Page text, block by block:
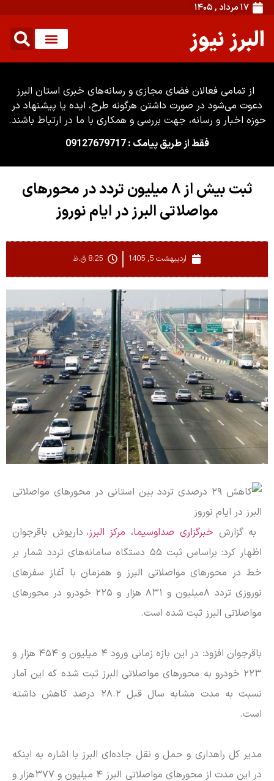
۱۷ مرداد , ۱۴۰۵
البرز نیوز
از تمامی فعالان فضای مجازی و رسانه‌های خبری استان البرز
دعوت می‌شود در صورت داشتن هرگونه طرح، ایده یا پیشنهاد در
حوزه اخبار و رسانه، جهت بررسی و همکاری با ما در ارتباط باشند.
فقط از طریق پیامک : 09127679717
ثبت بیش از ۸ میلیون تردد در محور‌های
مواصلاتی البرز در ایام نوروز
اردیبهشت 5, 1405 8:25 ق.ظ
به گزارش خبرگزاری صداوسیما، مرکز البرز، داریوش باقرجوان
اظهار کرد: براساس ثبت ۵۵ دستگاه سامانه‌های تردد شمار بر
خط در محور‌های مواصلاتی البرز و همزمان با آغاز سفر‌های
نوروزی تردد ٨میلیون و ٨٣١ هزار و ٢٢۵ خودرو در محور‌های
مواصلاتی البرز ثبت شده است.
باقرجوان افزود: در این بازه زمانی ورود ۴ میلیون و ۴۵۴ هزار و
٢٢٣ خودرو به محور‌های مواصلاتی البرز ثبت شده که این آمار
نسبت به مدت مشابه سال قبل ٢٨.٢ درصد کاهش داشته
است.
مدیر کل راهداری و حمل و نقل جاده‌ای البرز با اشاره به اینکه
در این مدت از محور‌های مواصلاتی البرز ۴ میلیون و ٣٧٧هزار و